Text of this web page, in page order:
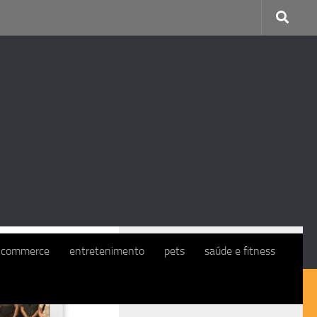
entretenimento pets saúde e fitness
CONTINUE COM O EXMO. CLIENTE